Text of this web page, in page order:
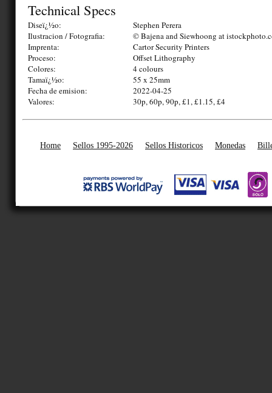
Technical Specs
Diseï¿½o:
Stephen Perera
Ilustracion / Fotografia:
© Bajena and Siewhoong at
Imprenta:
Cartor Security Printers
Proceso:
Offset Lithography
Colores:
4 colours
Tamaï¿½o:
55 x 25mm
Fecha de emision:
2022-04-25
Valores:
30p, 60p, 90p, £1, £1.15, £4
Home Sellos 1995-2026 Sellos Historicos Monedas